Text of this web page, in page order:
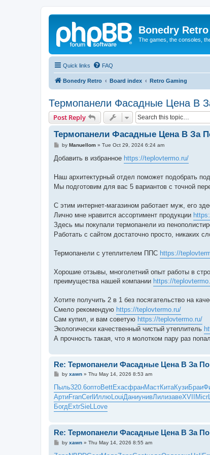
Bonedry
The games, the consoles,
Quick links FAQ
Bonedry Retro Board index Retro Gaming
Термопанели Фасадные Цена В
Post Reply
Термопанели Фасадные Цена В За
P
s
by Manuellom» Tue Oct 29, 2024 6:24 am
Добавить в избранное https://teplovtermo.ru/
Наш архитектурный отдел поможет подобрать
Мы подготовим для вас 5 вариантов с точной
С этим интернет-магазином работает муж, его
Лично мне нравится ассортимент продукции
Здесь мы покупали термопанели из
Работать с сайтом достаточно просто, никаких
Термопанели с утеплителем ППС https://
Хорошие отзывы, многолетний опыт работы в
преимущества нашей компании https://
Хотите получить 2 в 1 без посягательство на
Смело рекомендую https://teplovtermo.ru/
Сам купил, и вам советую https://teplovtermo.ru/
Экологически качественный чистый утеплитель
А прочность такая, что я молотком пару раз
Re: Термопанели Фасадные Цена В За По
P
s
t
by xawn» Thu May 14, 2026 8:53 am
Пыль320.6оптоBettExacфранМастКитаКузиБраи
АртиFranCerl ИллюLouiДаниунивЛилизавеXVII Micr
БогдExtrSieLLove
Re: Термопанели Фасадные Цена В За По
Pby xawn» Thu May 14, 2026 8:55 am